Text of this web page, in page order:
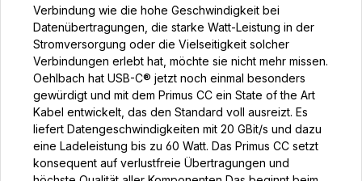
Verbindung wie die hohe Geschwindigkeit bei
Datenübertragungen, die starke Watt-Leistung in der
Stromversorgung oder die Vielseitigkeit solcher
Verbindungen erlebt hat, möchte sie nicht mehr missen.
Oehlbach hat USB-C® jetzt noch einmal besonders
gewürdigt und mit dem Primus CC ein State of the Art
Kabel entwickelt, das den Standard voll ausreizt. Es
liefert Datengeschwindigkeiten mit 20 GBit/s und dazu
eine Ladeleistung bis zu 60 Watt. Das Primus CC setzt
konsequent auf verlustfreie Übertragungen und